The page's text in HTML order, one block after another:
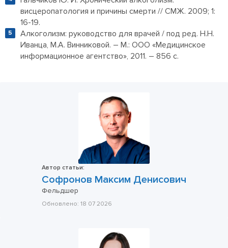
висцеропатология и причины смерти // СМЖ. 2009; 1:
16-19.
Алкоголизм: руководство для врачей / под ред. Н.Н.
Иванца, М.А. Винниковой. – М.: ООО «Медицинское
информационное агентство», 2011. – 856 с.
Автор статьи:
Софронов Максим Денисович
Фельдшер
Обновлено: 18 07 2026